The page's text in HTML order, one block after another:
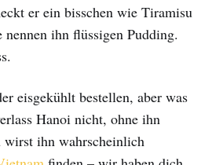
er ein bisschen wie Tiramisu
ihn flüssigen Pudding.
eisgekühlt bestellen, aber was
Hanoi nicht, ohne ihn
ihn wahrscheinlich